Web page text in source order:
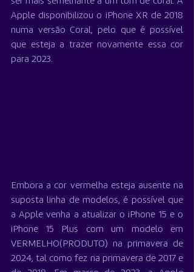
Apple disponibilizou o iPhone XR de 2018
numa versão Coral, pelo que é possível
que esteja a trazer novamente essa cor
para 2023.
Embora a cor vermelha esteja ausente na
suposta linha de modelos, é possível que
a Apple venha a atualizar o iPhone 15 e o
iPhone 15 Plus com um modelo em
VERMELHO(PRODUTO) na primavera de
2024, tal como fez na primavera de 2017 e